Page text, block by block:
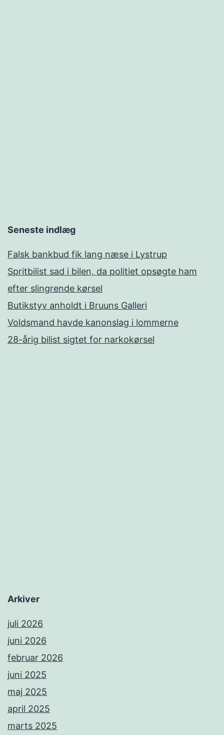
Seneste indlæg
Falsk bankbud fik lang næse i Lystrup
Spritbilist sad i bilen, da politiet opsøgte ham
efter slingrende kørsel
Butikstyv anholdt i Bruuns Galleri
Voldsmand havde kanonslag i lommerne
28-årig bilist sigtet for narkokørsel
Arkiver
juli 2026
juni 2026
februar 2026
juni 2025
maj 2025
april 2025
marts 2025